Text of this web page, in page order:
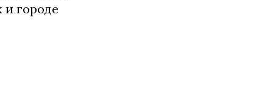
и городе